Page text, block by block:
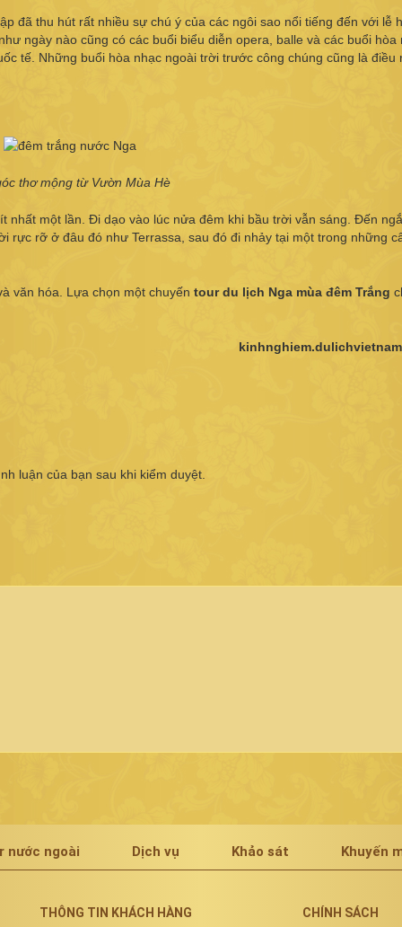
đã thu hút rất nhiều sự chú ý của các ngôi sao nổi tiếng đến với lễ
ngày nào cũng có các buổi biểu diễn opera, balle và các buổi hòa
tế. Những buổi hòa nhạc ngoài trời trước công chúng cũng là điều
thơ mộng từ Vườn Mùa Hè
nhất một lần. Đi dạo vào lúc nửa đêm khi bầu trời vẫn sáng. Đến
rực rỡ ở đâu đó như Terrassa, sau đó đi nhảy tại một trong những
văn hóa. Lựa chọn một chuyến tour du lịch Nga mùa đêm Trắng
luận của bạn sau khi kiểm duyệt.
nước ngoài Dịch vụ Khảo sát Khuyến
THÔNG TIN KHÁCH HÀNG CHÍNH SÁCH